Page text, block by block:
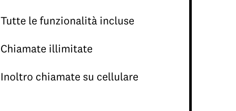
Tutte le funzionalità incluse
Chiamate illimitate
Inoltro chiamate su cellulare